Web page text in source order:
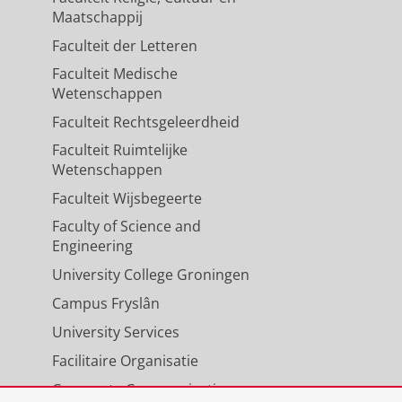
Maatschappij
Faculteit der Letteren
Faculteit Medische
Wetenschappen
Faculteit Rechtsgeleerdheid
Faculteit Ruimtelijke
Wetenschappen
Faculteit Wijsbegeerte
Faculty of Science and
Engineering
University College Groningen
Campus Fryslân
University Services
Facilitaire Organisatie
Corporate Communicatie